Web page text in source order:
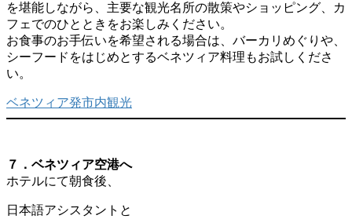
を堪能しながら、主要な観光名所の散策やショッピング、カ
フェでのひとときをお楽しみください。
お食事のお手伝いを希望される場合は、バーカリめぐりや、
シーフードをはじめとするベネツィア料理もお試しくださ
い。
ベネツィア発市内観光
７．ベネツィア空港へ
ホテルにて朝食後、
日本語アシスタントと